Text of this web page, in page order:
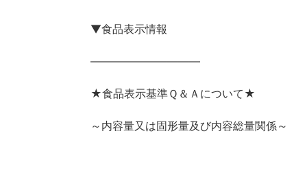
▼食品表示情報
——————————
★食品表示基準Ｑ＆Ａについて★
～内容量又は固形量及び内容総量関係～